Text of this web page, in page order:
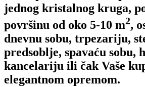
jednog kristalnog kruga,
površinu od oko 5-10 m2,
dnevnu sobu, trpezariju,
predsoblje, spavaću sobu,
kancelariju ili čak Vaše
elegantnom opremom.